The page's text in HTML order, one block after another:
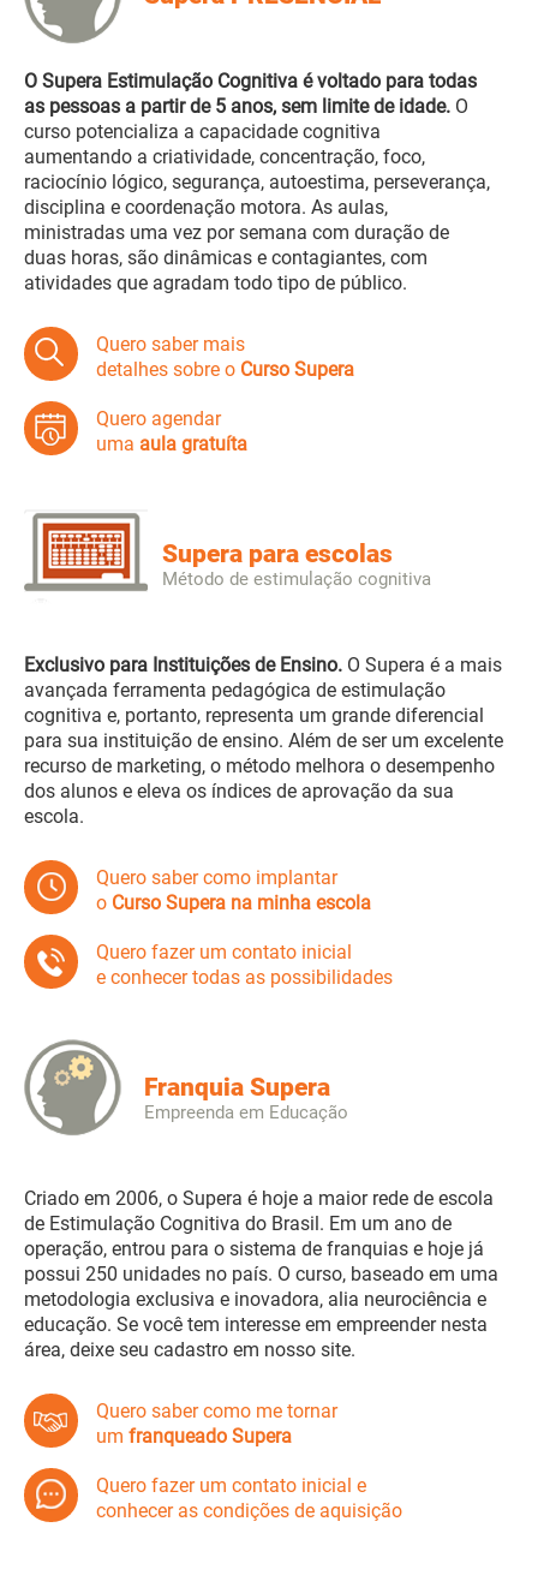
O Supera Estimulação Cognitiva é voltado para todas
as pessoas a partir de 5 anos, sem limite de idade. O
curso potencializa a capacidade cognitiva
aumentando a criatividade, concentração, foco,
raciocínio lógico, segurança, autoestima, perseverança,
disciplina e coordenação motora. As aulas,
ministradas uma vez por semana com duração de
duas horas, são dinâmicas e contagiantes, com
atividades que agradam todo tipo de público.
Quero saber mais
detalhes sobre o Curso Supera
Quero agendar
uma aula gratuíta
Supera para escolas
Método de estimulação cognitiva
Exclusivo para Instituições de Ensino. O Supera é a mais
avançada ferramenta pedagógica de estimulação
cognitiva e, portanto, representa um grande diferencial
para sua instituição de ensino. Além de ser um excelente
recurso de marketing, o método melhora o desempenho
dos alunos e eleva os índices de aprovação da sua
escola.
Quero saber como implantar
o Curso Supera na minha escola
Quero fazer um contato inicial
e conhecer todas as possibilidades
Franquia Supera
Empreenda em Educação
Criado em 2006, o Supera é hoje a maior rede de escola
de Estimulação Cognitiva do Brasil. Em um ano de
operação, entrou para o sistema de franquias e hoje já
possui 250 unidades no país. O curso, baseado em uma
metodologia exclusiva e inovadora, alia neurociência e
educação. Se você tem interesse em empreender nesta
área, deixe seu cadastro em nosso site.
Quero saber como me tornar
um franqueado Supera
Quero fazer um contato inicial e
conhecer as condições de aquisição